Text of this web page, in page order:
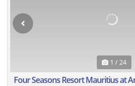
1 / 24
Four Seasons Resort Mauritius at